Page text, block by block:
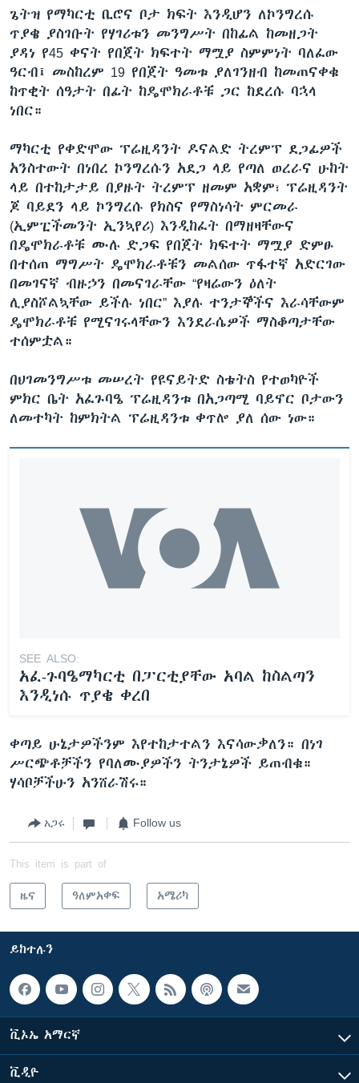
ጌትዝ የማካርቲ ቢሮና ቦታ ክፍት እንዲሆን ለኮንግረሱ
ጥያቄ ያስገቡት የሃገሪቱን መንግሥት በከፊል ከመዘጋት
ያዳነ የ45 ቀናት የበጀት ክፍተት ማሟያ ስምምነት ባለፈው
ዓርብ፤ መስከረም 19 የበጀት ዓመቱ ያለገንዘብ ከመጠናቀቁ
ከጥቂት ሰዓታት በፊት ከዴሞክራቶቹ ጋር ከደረሱ ባኋላ
ነበር።
ማካርቲ የቀድሞው ፕሬዚዳንት ዶናልድ ትረምፕ ደጋፊዎች
አንስተውት በነበረ ኮንግረሱን አደጋ ላይ የጣለ ወረራና ሁከት
ላይ በተከታታይ በያዙት ትረምፕ ዘመም አቋም፣ ፕሬዚዳንት
ጆ ባይደን ላይ ኮንግረሱ የክስና የማስነሳት ምርመራ
(ኢምፒችመንት ኢንኳየሪ) እንዲከፈት በማዘዛቸውና
በዴሞክራቶቹ ሙሉ ድጋፍ የበጀት ክፍተት ማሟያ ድምፁ
በተሰጠ ማግሥት ዴሞክራቶቹን መልሰው ጥፋተኛ አድርገው
በመገናኛ ብዙኃን በመናገራቸው “የዛሬውን ዕለት
ሊያስሾልኳቸው ይችሉ ነበር” እያሉ ተንታኞችና እራሳቸውም
ዴሞክራቶቹ የሚናገሩላቸውን እንደራሴዎች ማስቆጣታቸው
ተሰምቷል።
በህገመንግሥቱ መሠረት የዩናይትድ ስቴትስ የተወካዮች
ምክር ቤት አፈጉባዔ ፕሬዚዳንቱ በአጋጣሚ ባይኖር ቦታውን
ለመተካት ከምክትል ፕሬዚዳንቱ ቀጥሎ ያለ ሰው ነው።
SEE ALSO:
አፈ-ጉባዔማካርቲ በፓርቲያቸው አባል ከስልጣን
እንዲነሱ ጥያቄ ቀረበ
ቀጣይ ሁኔታዎችንም እየተከታተልን እናሳውቃለን። በነገ
ሥርጭቶቻችን የባለሙያዎችን ትንታኔዎች ይጠብቁ።
ሃሳቦቻችሁን አንሸራሽሩ።
አጋሩ Follow us
This item is part of
ዜና ዓለምአቀፍ አሜሪካ
ይከተሉን
ቪኦኤ አማርኛ
ቪዲዮ